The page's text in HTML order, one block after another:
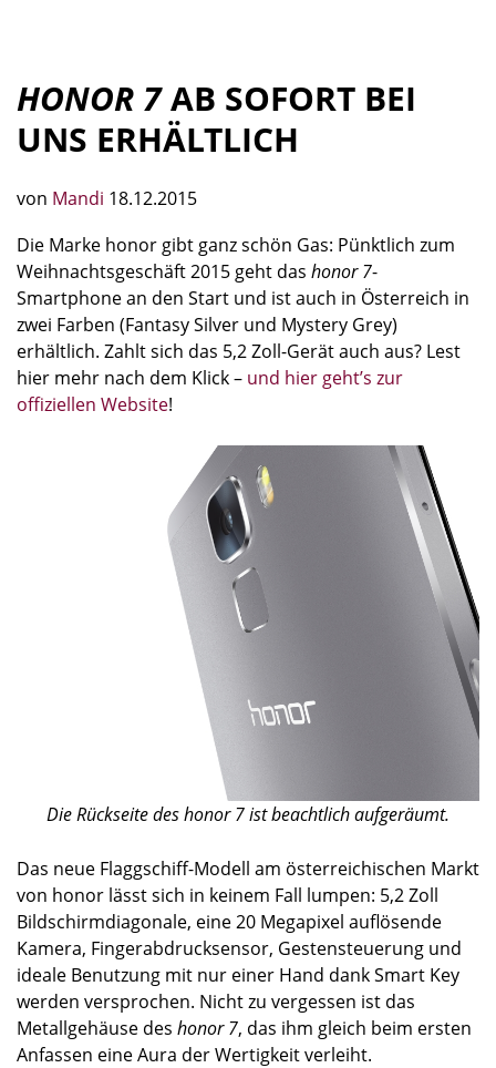
HONOR 7AB SOFORT BEI
UNS ERHÄLTLICH
von Mandi 18.12.2015
Die Marke honor gibt ganz schön Gas: Pünktlich zum
Weihnachtsgeschäft 2015 geht das honor 7-
Smartphone an den Start und ist auch in Österreich in
zwei Farben (Fantasy Silver und Mystery Grey)
erhältlich. Zahlt sich das 5,2 Zoll-Gerät auch aus? Lest
hier mehr nach dem Klick – und hier geht’s zur
offiziellen Website!
Die Rückseite des honor 7 ist beachtlich aufgeräumt.
Das neue Flaggschiff-Modell am österreichischen Markt
von honor lässt sich in keinem Fall lumpen: 5,2 Zoll
Bildschirmdiagonale, eine 20 Megapixel auflösende
Kamera, Fingerabdrucksensor, Gestensteuerung und
ideale Benutzung mit nur einer Hand dank Smart Key
werden versprochen. Nicht zu vergessen ist das
Metallgehäuse des honor 7, das ihm gleich beim ersten
Anfassen eine Aura der Wertigkeit verleiht.